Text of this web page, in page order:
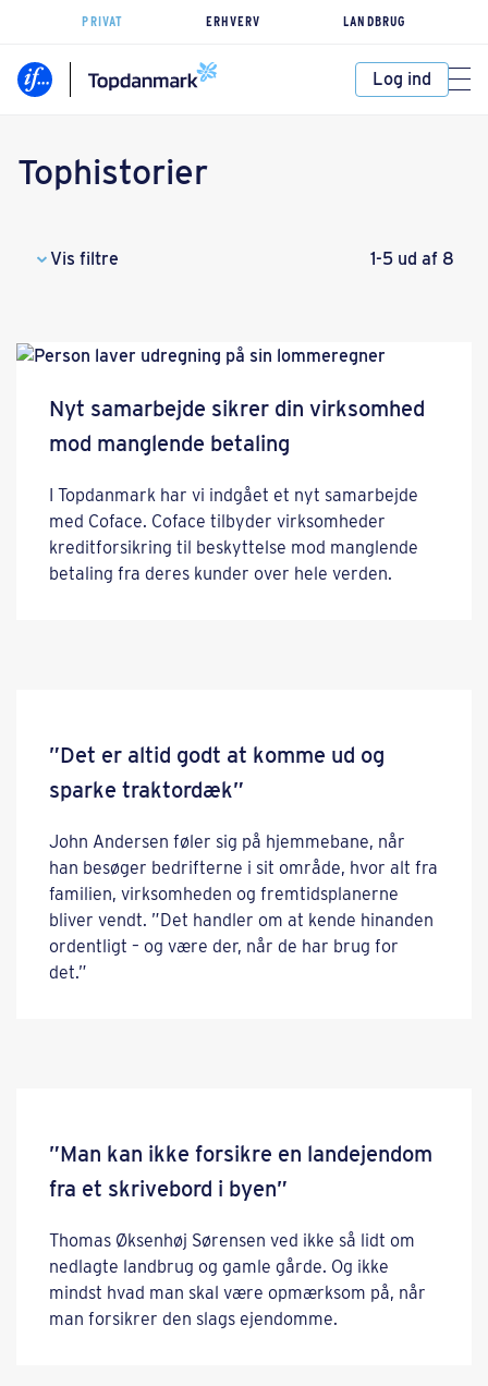
PRIVAT ERHVERV LANDBRUG
Log ind
Tophistorier
Vis filtre 1-5 ud af 8
Nyt samarbejde sikrer din virksomhed
mod manglende betaling
I Topdanmark har vi indgået et nyt samarbejde
med Coface. Coface tilbyder virksomheder
kreditforsikring til beskyttelse mod manglende
betaling fra deres kunder over hele verden.
”Det er altid godt at komme ud og
sparke traktordæk”
John Andersen føler sig på hjemmebane, når
han besøger bedrifterne i sit område, hvor alt fra
familien, virksomheden og fremtidsplanerne
bliver vendt. ”Det handler om at kende hinanden
ordentligt – og være der, når de har brug for
det.”
”Man kan ikke forsikre en landejendom
fra et skrivebord i byen”
Thomas Øksenhøj Sørensen ved ikke så lidt om
nedlagte landbrug og gamle gårde. Og ikke
mindst hvad man skal være opmærksom på, når
man forsikrer den slags ejendomme.